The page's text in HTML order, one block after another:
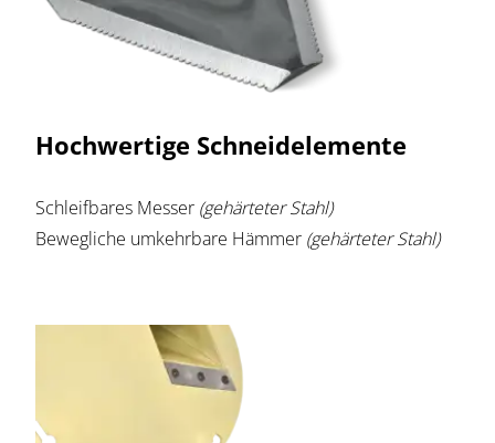
Hochwertige Schneidelemente
Schleifbares Messer (gehärteter Stahl)
Bewegliche umkehrbare Hämmer (gehärteter Stahl)